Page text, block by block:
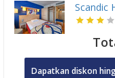
Scandic
Dapatkan diskon